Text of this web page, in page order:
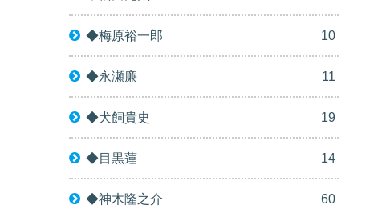
◆梅原裕一郎 10
◆永瀬廉 11
◆犬飼貴史 19
◆目黒蓮 14
◆神木隆之介 60